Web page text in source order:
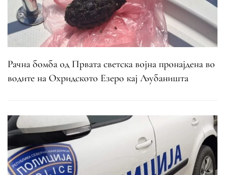
Рачна бомба од Првата светска војна пронајдена во
водите на Охридското Езеро кај Љубаништа